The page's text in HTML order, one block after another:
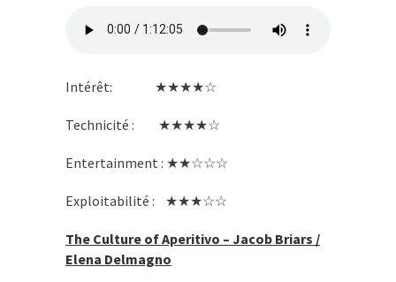
Intérêt: ★★★★☆
Technicité : ★★★★☆
Entertainment : ★★☆☆☆
Exploitabilité : ★★★☆☆
The Culture of Aperitivo – Jacob Briars /
Elena Delmagno